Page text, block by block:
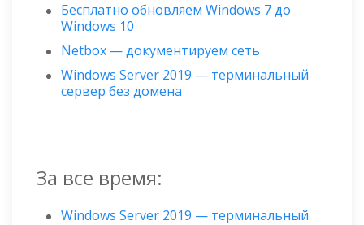
Бесплатно обновляем Windows 7 до
Windows 10
Netbox — документируем сеть
Windows Server 2019 — терминальный
сервер без домена
За все время:
Windows Server 2019 — терминальный